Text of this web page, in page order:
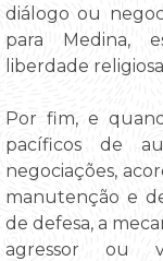
diálogo ou
para Medina,
liberdade
Por fim, e
pacíficos de
negociações,
manutenção e
de defesa, a
agressor ou